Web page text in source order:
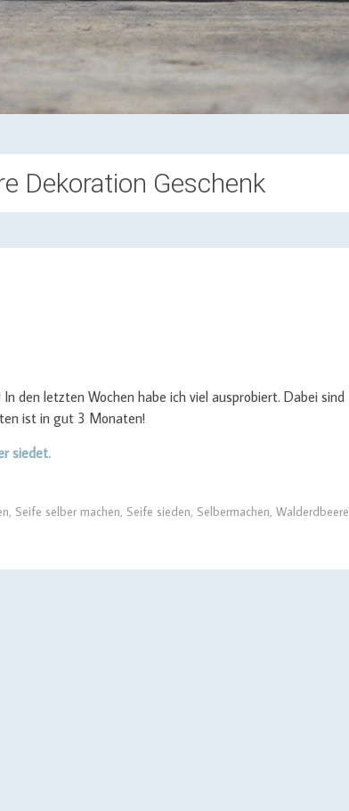
Dekoration Geschenk
den letzten Wochen habe ich viel ausprobiert. Dabei sind
ist in gut 3 Monaten!
siedet.
, Seife selber machen, Seife sieden, Selbermachen, Walderdbeere